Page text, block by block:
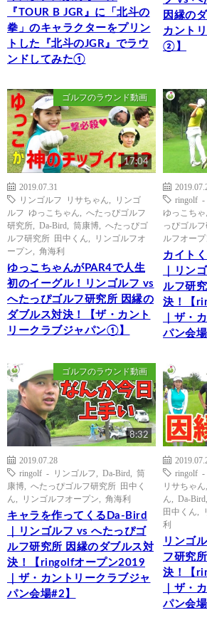
『TOUR B JGR』に「北斗の
拳」のキャラクターをプリン
トした『北斗のJGR』でラウ
ンドしてみた①
因縁の
カント
②】
ゴルフのラウンド動画
17:04
2019.07.31
リンゴルフ リサちゃん
リンゴ
ルフ ゆっこちゃん
へたっぴゴルフ
研究所
Da-Bird 筒康博
へたっぴゴ
ルフ研究所 田中くん
リンゴルフオ
ープン
角海利
ゆっこちゃんがPAR4で人生
初のイーグル！リンゴルフ vs
へたっぴゴルフ研究所 因縁の
ダブルス対決！【ザ・カント
リークラブジャパン①】
ringolf -
ゆっこちゃ
っぴゴル
ルフオープ
カイト
｜リン
ルフ研
決！【
｜ザ・
パン会場
ゴルフのラウンド動画
8:32
2019.07.28
ringolf - リンゴルフ
Da-Bird
筒
康博
へたっぴゴルフ研究所 田中く
ん
リンゴルフオープン 角海利
キャラを作ってくるDa-Bird
｜リンゴルフ vs へたっぴゴ
ルフ研究所 因縁のダブルス対
決！【ringolfオープン2019
｜ザ・カントリークラブジャ
パン会場#2】
ringolf -
リサちゃん
ん
Da-Bird
田中くん
利
リンゴ
フ研究
決！【
｜ザ・
パン会場